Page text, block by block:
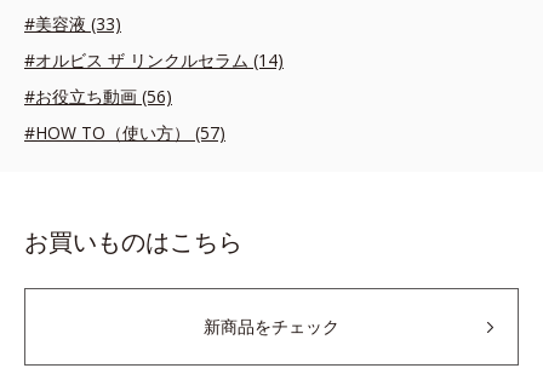
#美容液 (33)
#オルビス ザ リンクルセラム (14)
#お役立ち動画 (56)
#HOW TO（使い方） (57)
お買いものはこちら
新商品をチェック